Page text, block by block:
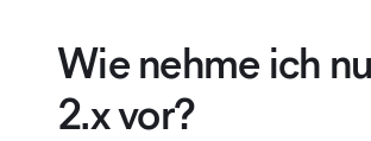
Wie nehme ich
2.x vor?